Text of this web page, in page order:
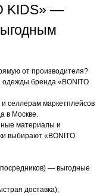
KIDS» —
от производителя?
одежды бренда «BONITO
селлерам маркетплейсов
в Москве.
материалы и
выбирают «BONITO
— выгодные
доставка);